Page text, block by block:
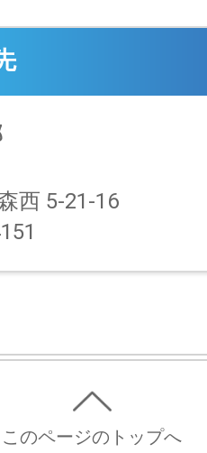
西 5-21-16
このページのトップへ